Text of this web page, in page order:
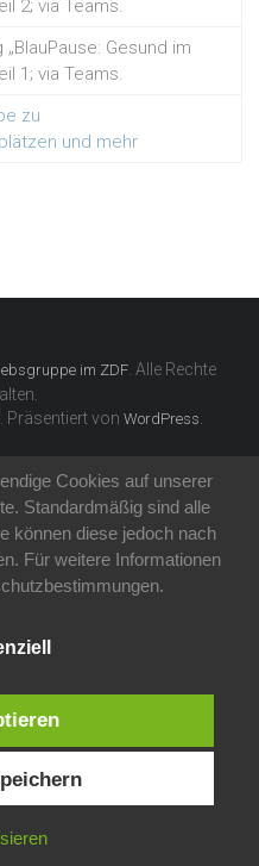
2; via Teams.
Gesund im
1; via Teams.
zu
und mehr
im ZDF. Alle Rechte
Präsentiert vonWordPress
Cookies auf unserer
Standardmäßig sind alle
können diese jedoch nach
Für weitere Informationen